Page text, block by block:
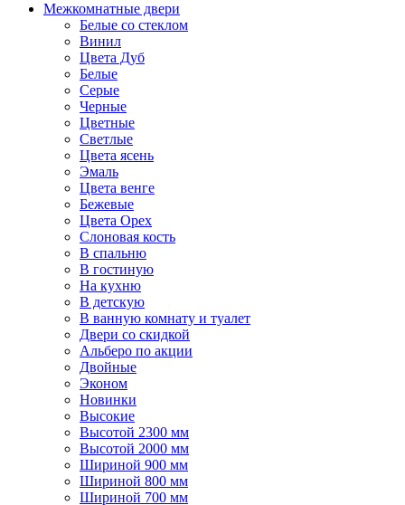
Межкомнатные двери
Белые со стеклом
Винил
Цвета Дуб
Белые
Серые
Черные
Цветные
Светлые
Цвета ясень
Эмаль
Цвета венге
Бежевые
Цвета Орех
Слоновая кость
В спальню
В гостиную
На кухню
В детскую
В ванную комнату и туалет
Двери со скидкой
Альберо по акции
Двойные
Эконом
Новинки
Высокие
Высотой 2300 мм
Высотой 2000 мм
Шириной 900 мм
Шириной 800 мм
Шириной 700 мм